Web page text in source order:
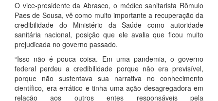
O vice-presidente da Abrasco, o médico sanitarista Rômulo
Paes de Sousa, vê como muito importante a recuperação da
credibilidade do Ministério da Saúde como autoridade
sanitária nacional, posição que ele avalia que ficou muito
prejudicada no governo passado.
“Isso não é pouca coisa. Em uma pandemia, o governo
federal perdeu a credibilidade porque não era previsível,
porque não sustentava sua narrativa no conhecimento
científico, era errático e tinha uma ação desagregadora em
relação aos outros entes responsáveis pela